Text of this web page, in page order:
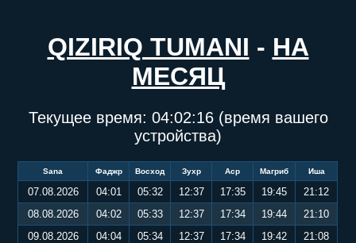
QIZIRIQ TUMANI - НА
МЕСЯЦ
Текущее время: 04:02:17(время вашего
устройства)
Sana Фаджр Восход Зухр Аср Магриб Иша
07.08.2026 04:01 05:32 12:37 17:35 19:45
21:12
08.08.2026
04:02 05:33 12:37 17:34 19:44
21:10
09.08.2026
04:04 05:34 12:37 17:34 19:42
21:08